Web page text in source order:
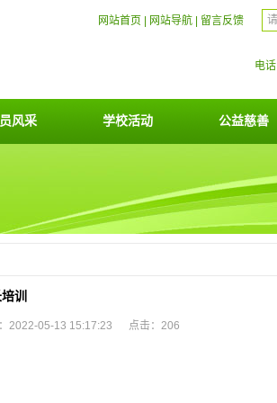
网站首页 网站导航 留言反馈
电话
风采 学校活动 公益慈善
训
2022-05-13 15:17:23 点击： 206